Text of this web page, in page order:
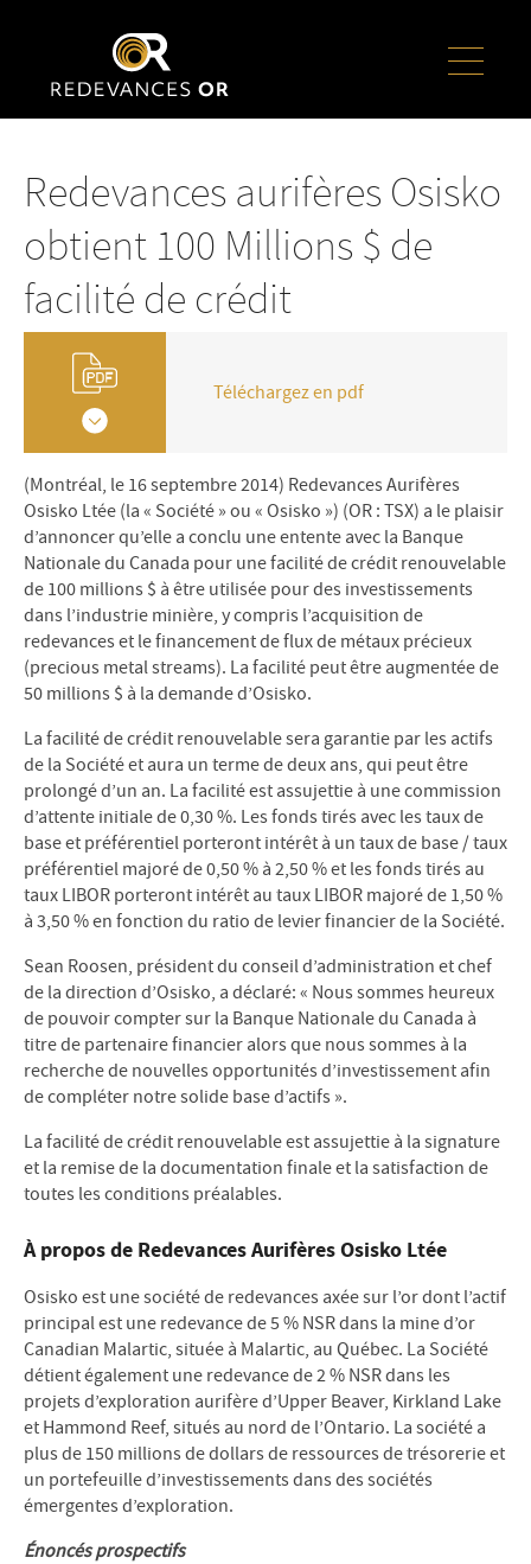
Redevances aurifères Osisko
obtient 100 Millions $ de
facilité de crédit
Téléchargez en pdf
(Montréal, le 16 septembre 2014) Redevances Aurifères
Osisko Ltée (la « Société » ou « Osisko ») (OR : TSX) a le plaisir
d’annoncer qu’elle a conclu une entente avec la Banque
Nationale du Canada pour une facilité de crédit renouvelable
de 100 millions $ à être utilisée pour des investissements
dans l’industrie minière, y compris l’acquisition de
redevances et le financement de flux de métaux précieux
(precious metal streams). La facilité peut être augmentée de
50 millions $ à la demande d’Osisko.
La facilité de crédit renouvelable sera garantie par les actifs
de la Société et aura un terme de deux ans, qui peut être
prolongé d’un an. La facilité est assujettie à une commission
d’attente initiale de 0,30 %. Les fonds tirés avec les taux de
base et préférentiel porteront intérêt à un taux de base / taux
préférentiel majoré de 0,50 % à 2,50 % et les fonds tirés au
taux LIBOR porteront intérêt au taux LIBOR majoré de 1,50 %
à 3,50 % en fonction du ratio de levier financier de la Société.
Sean Roosen, président du conseil d’administration et chef
de la direction d’Osisko, a déclaré: « Nous sommes heureux
de pouvoir compter sur la Banque Nationale du Canada à
titre de partenaire financier alors que nous sommes à la
recherche de nouvelles opportunités d’investissement afin
de compléter notre solide base d’actifs ».
La facilité de crédit renouvelable est assujettie à la signature
et la remise de la documentation finale et la satisfaction de
toutes les conditions préalables.
À propos de Redevances Aurifères Osisko Ltée
Osisko est une société de redevances axée sur l’or dont l’actif
principal est une redevance de 5 % NSR dans la mine d’or
Canadian Malartic, située à Malartic, au Québec. La Société
détient également une redevance de 2 % NSR dans les
projets d’exploration aurifère d’Upper Beaver, Kirkland Lake
et Hammond Reef, situés au nord de l’Ontario. La société a
plus de 150 millions de dollars de ressources de trésorerie et
un portefeuille d’investissements dans des sociétés
émergentes d’exploration.
Énoncés prospectifs